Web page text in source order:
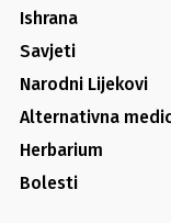
Ishrana
Savjeti
Narodni Lijekovi
Alternativna
Herbarium
Bolesti